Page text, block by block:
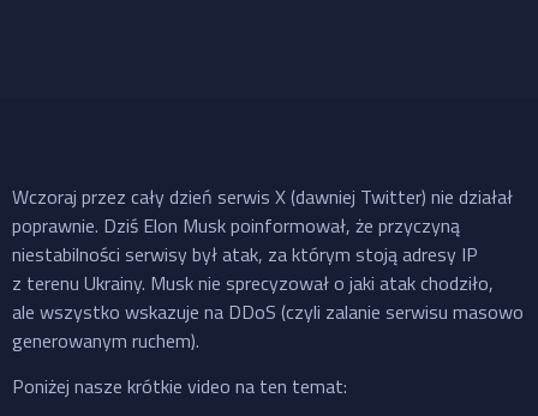
Wczoraj przez cały dzień serwis X (dawniej Twitter) nie działał
poprawnie. Dziś Elon Musk poinformował, że przyczyną
niestabilności serwisy był atak, za którym stoją adresy IP
z terenu Ukrainy. Musk nie sprecyzował o jaki atak chodziło,
ale wszystko wskazuje na DDoS (czyli zalanie serwisu masowo
generowanym ruchem).
Poniżej nasze krótkie video na ten temat: